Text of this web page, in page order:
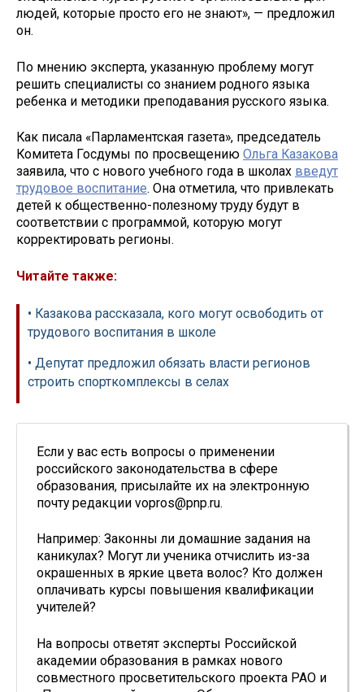
людей, которые просто его не знают», — предложил
он.
По мнению эксперта, указанную проблему могут
решить специалисты со знанием родного языка
ребенка и методики преподавания русского языка.
Как писала «Парламентская газета», председатель
Комитета Госдумы по просвещению Ольга Казакова
заявила, что с нового учебного года в школах введут
трудовое воспитание. Она отметила, что привлекать
детей к общественно-полезному труду будут в
соответствии с программой, которую могут
корректировать регионы.
Читайте также:
• Казакова рассказала, кого могут освободить от
трудового воспитания в школе
• Депутат предложил обязать власти регионов
строить спорткомплексы в селах
Если у вас есть вопросы о применении
российского законодательства в сфере
образования, присылайте их на электронную
почту редакции vopros@pnp.ru.
Например: Законны ли домашние задания на
каникулах? Могут ли ученика отчислить из-за
окрашенных в яркие цвета волос? Кто должен
оплачивать курсы повышения квалификации
учителей?
На вопросы ответят эксперты Российской
академии образования в рамках нового
совместного просветительского проекта РАО и